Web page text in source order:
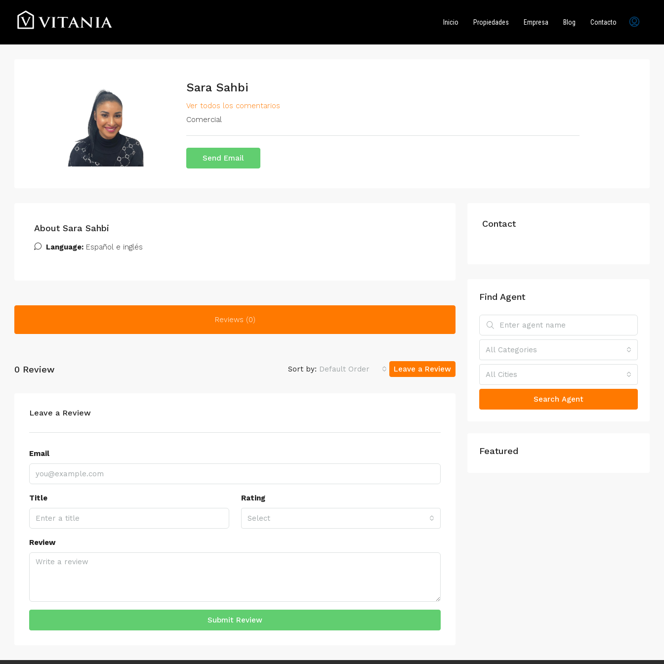
Inicio Propiedades Empresa Blog Contacto
Sara Sahbi
Ver todos los comentarios
Comercial
Send Email
About Sara Sahbi
Language: Español e inglés
Reviews (0)
0 Review Sort by: Default Order Leave a Review
Leave a Review
Email
Title Rating
Select
Review
Submit Review
Contact
Find Agent
All Categories
All Cities
Search Agent
Featured